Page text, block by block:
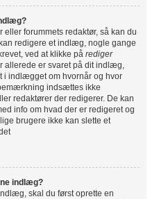
forummets redaktør, så kan du
redigere et indlæg, nogle gange
ved at klikke på rediger
allerede er svaret på dit indlæg,
i indlægget om hvornår og hvor
indsættes ikke
redaktører der redigerer. De kan
info om hvad der er redigeret og
brugere ikke kan slette et
indlæg?
skal du først oprette en